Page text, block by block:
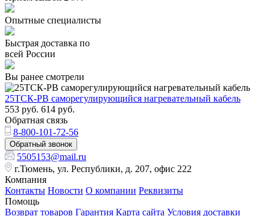
Опытные специалисты
Быстрая доставка по
всей России
Вы ранее смотрели
25ТСК-РВ саморегулирующийся нагревательный кабель
553 руб. 614 руб.
Обратная связь
8-800-101-72-56
Обратный звонок
5505153@mail.ru
г.Тюмень, ул. Республики, д. 207, офис 222
Компания
Контакты Новости О компании Реквизиты
Помощь
Возврат товаров Гарантия Карта сайта Условия доставки